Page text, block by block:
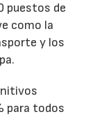
puestos de
como la
y los
para todos